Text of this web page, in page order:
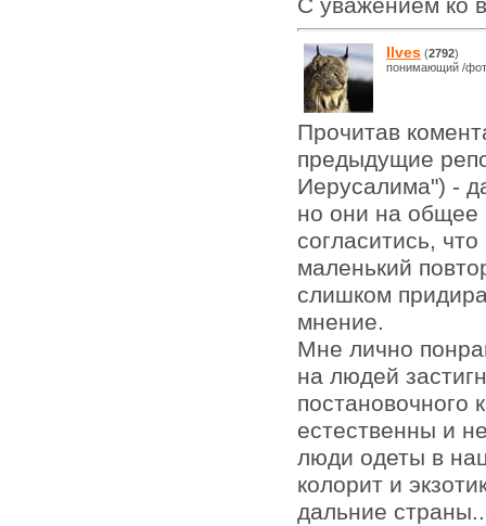
Ilves (2792)
понимающий /
Прочитав
предыдущие
Иерусалима") -
но они на общее
согласитись,
маленький
слишком
мнение.
Мне лично
на людей
постановочного
естественны и
люди одеты в
колорит и
дальние